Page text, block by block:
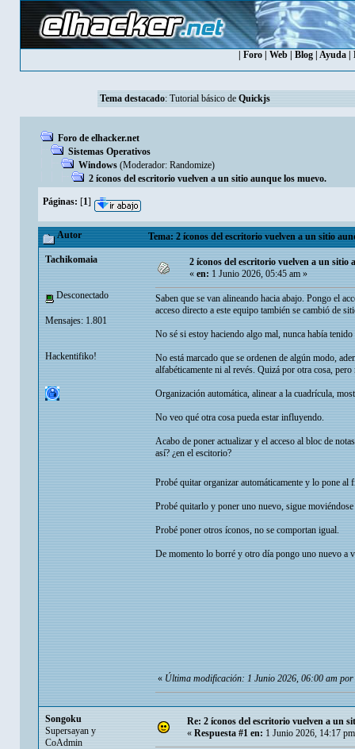
Foro Web Blog Ayuda
Tema destacado: Tutorial básico de Quickjs
Foro de elhacker.net
Sistemas Operativos
Windows (Moderador: Randomize)
2 íconos del escritorio vuelven a un sitio aunque los muevo.
Páginas: [1]
Autor Tema: 2 íconos del escritorio vuelven a un sitio
Tachikomaia
Desconectado
Mensajes: 1.801
Hackentifiko!
2 íconos del escritorio vuelven a un sitio
«en:1 Junio 2026, 05:45 am »
Saben que se van alineando hacia abajo. Pongo el
acceso directo a este equipo también se cambió de
No sé si estoy haciendo algo mal, nunca había
No está marcado que se ordenen de algún modo,
alfabéticamente ni al revés. Quizá por otra cosa, pero
Organización automática, alinear a la cuadrícula,
No veo qué otra cosa pueda estar influyendo.
Acabo de poner actualizar y el acceso al bloc de
así? ¿en el escitorio?
Probé quitar organizar automáticamente y lo pone
Probé quitarlo y poner uno nuevo, sigue
Probé poner otros íconos, no se comportan igual.
De momento lo borré y otro día pongo uno nuevo a
«Última modificación: 1 Junio 2026, 06:00 am por
Songoku
Supersayan y
CoAdmin
Re: 2 íconos del escritorio vuelven a un
« Respuesta #1 en: 1 Junio 2026, 14:17